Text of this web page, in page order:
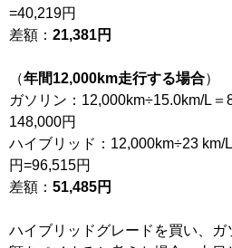
=40,219円
差額： 21,381円
（年間12,000km走行する場合）
ガソリン：12,000km÷15.0km/L＝
148,000円
ハイブリッド：12,000km÷23 km/
円=96,515円
差額： 51,485円
ハイブリッドグレードを買い、ガ